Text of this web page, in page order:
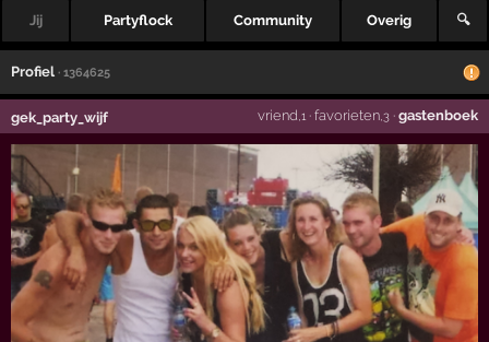
Jij Partyflock Community Overig 🔍
Profiel · 1364625
gek_party_wijf vriend ,1· favorieten,3· gastenboek